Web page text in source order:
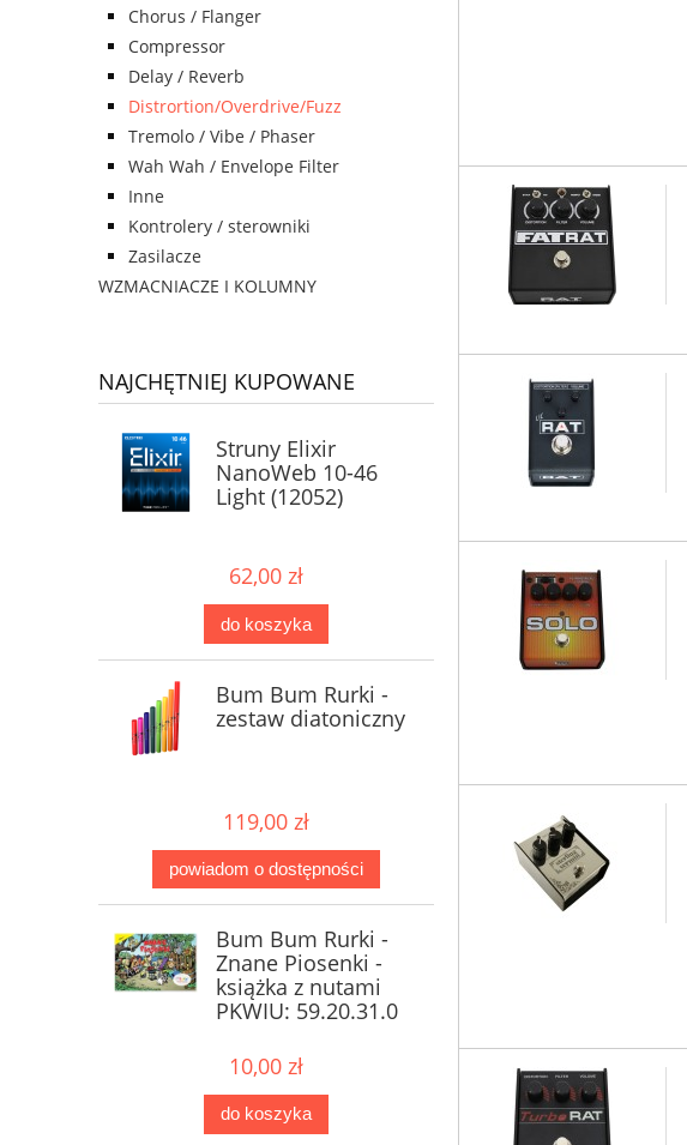
Chorus / Flanger
Compressor
Delay / Reverb
Distrortion/Overdrive/Fuzz
Tremolo / Vibe / Phaser
Wah Wah / Envelope Filter
Inne
Kontrolery / sterowniki
Zasilacze
WZMACNIACZE I KOLUMNY
NAJCHĘTNIEJ KUPOWANE
Struny Elixir
NanoWeb 10-46
Light (12052)
62,00 zł
do koszyka
Bum Bum Rurki -
zestaw diatoniczny
119,00 zł
powiadom o dostępności
Bum Bum Rurki -
Znane Piosenki -
książka z nutami
PKWIU: 59.20.31.0
10,00 zł
do koszyka